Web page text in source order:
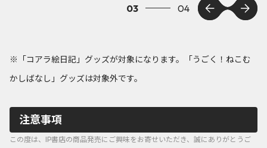
03 04
※「コアラ絵日記」グッズが対象になります。「うごく！ねこむ
かしばなし」グッズは対象外です。
注意事項
この度は、IP書店の商品発売にご興味をお寄せいただき、誠にありがとうご